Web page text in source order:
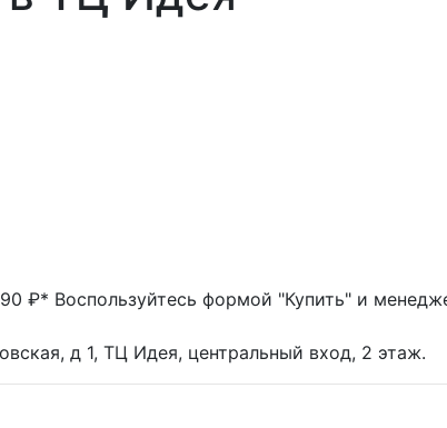
₽* Воспользуйтесь формой "Купить" и
д 1, ТЦ Идея, центральный вход, 2 этаж.